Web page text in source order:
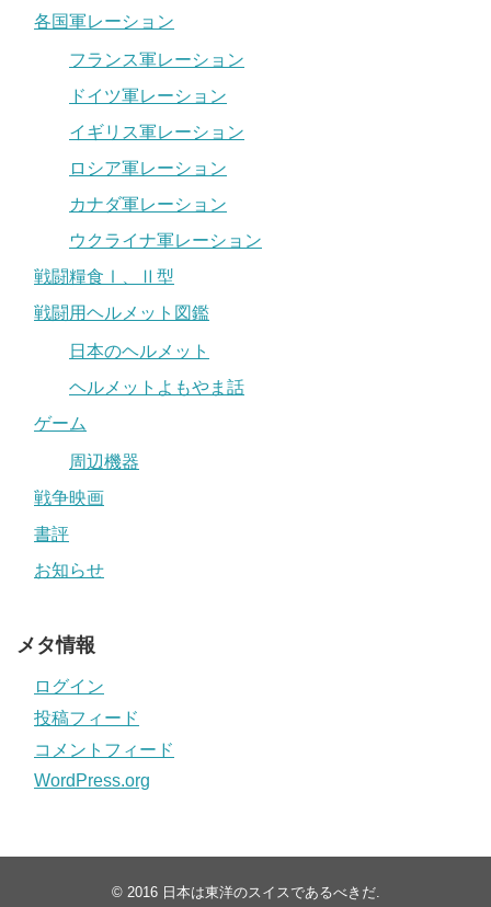
各国軍レーション
フランス軍レーション
ドイツ軍レーション
イギリス軍レーション
ロシア軍レーション
カナダ軍レーション
ウクライナ軍レーション
戦闘糧食Ⅰ、Ⅱ型
戦闘用ヘルメット図鑑
日本のヘルメット
ヘルメットよもやま話
ゲーム
周辺機器
戦争映画
書評
お知らせ
メタ情報
ログイン
投稿フィード
コメントフィード
WordPress.org
© 2016 日本は東洋のスイスであるべきだ.